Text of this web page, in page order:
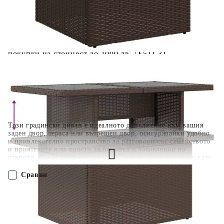
Този градински диван е идеалното допълнение към вашия
заден двор, тераса или вътрешен двор, осигурявайки удобно
и привлекателно пространство за разговори със семейството
и приятелите или просто за почивка и забавление на
открито. Издръжлив материал: PE ратан, известен също като
полиратан, е здрав синтетичен материал с малко необходима
поддръжка, който прилича на естествен ратан. Той е лек,
лесен за почистване и често се използва за външни мебели
поради своята издръжливост и устойчивост на атмосферни
влияния.Регулируем плот: Плотът може да се повдигне, за да
направи масата по-висока, което трансформира външната
маса от маса за кафе в маса за хранене. Идеална е за гости
или за хранене навън.Удобна седалка: Тази мебел за открито,
поръчката без оскъпяване. За покупки на стойност до
400 лв. / €204,52
Плащане на 4 вноски. Заплащате 20% от стойността на
поръчката си на момента с карта. Останалата сума се
разделя на 3 равни месечни вноски без оскъпяване. За
покупки на стойност до 1000 лв. / €511.31
покупки на стойност до 2000 лв. / €1022.61
ПОРЪЧАЙ БЕЗ РЕГИСТРАЦИЯ
Сравни